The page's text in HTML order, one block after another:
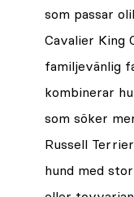
som passar
Cavalier King
familjevänlig
kombinerar
som söker
Russell
hund med